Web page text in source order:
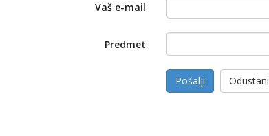
Vaš e-mail
Predmet
Pošalji Odustani